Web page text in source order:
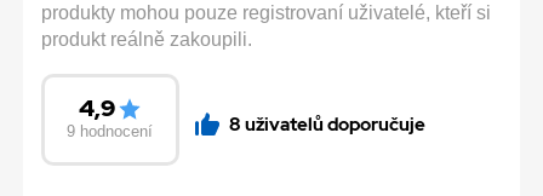
produkty mohou pouze registrovaní uživatelé, kteří si
produkt reálně zakoupili.
4,9
9 hodnocení 8 uživatelů doporučuje